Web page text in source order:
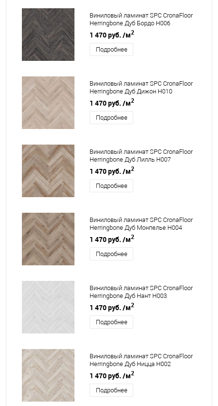
Виниловый ламинат SPC CronaFloor
Herringbone Дуб Бордо H006
1 470 руб. /м2
Подробнее
Виниловый ламинат SPC CronaFloor
Herringbone Дуб Дижон H010
1 470 руб. /м2
Подробнее
Виниловый ламинат SPC CronaFloor
Herringbone Дуб Лилль H007
1 470 руб. /м2
Подробнее
Виниловый ламинат SPC CronaFloor
Herringbone Дуб Монпелье H004
1 470 руб. /м2
Подробнее
Виниловый ламинат SPC CronaFloor
Herringbone Дуб Нант H003
1 470 руб. /м2
Подробнее
Виниловый ламинат SPC CronaFloor
Herringbone Дуб Ницца H002
1 470 руб. /м2
Подробнее